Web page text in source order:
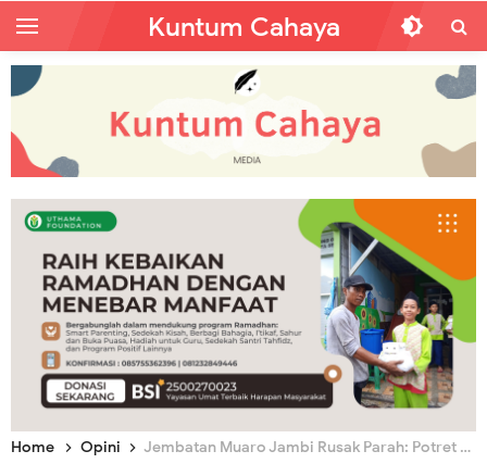
Kuntum Cahaya
Home Opini Jembatan Muaro Jambi Rusak Parah: Potret Kacaunya Pengelolaan Infrastruktur dalam Kapitalisme